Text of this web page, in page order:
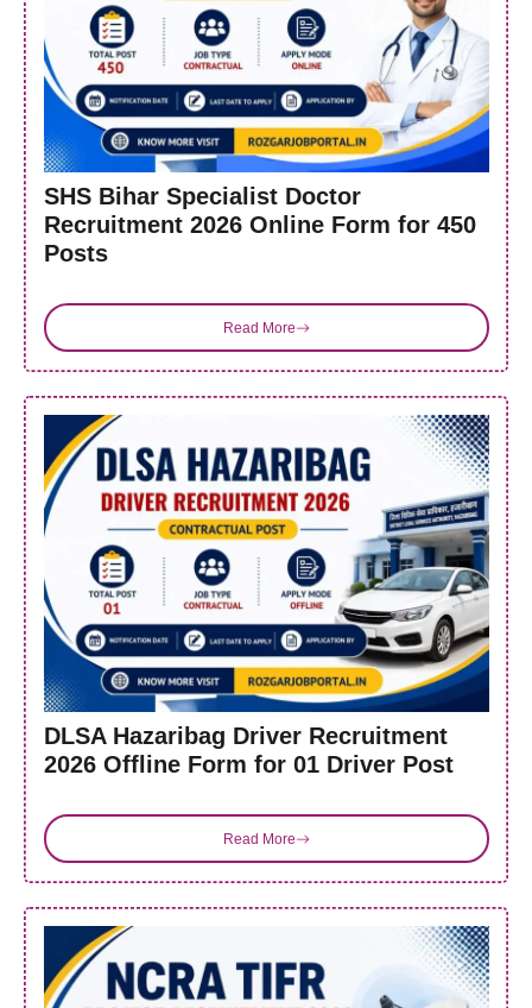
SHS Bihar Specialist Doctor
Recruitment 2026 Online Form for 450
Posts
Read More
DLSA Hazaribag Driver Recruitment
2026 Offline Form for 01 Driver Post
Read More